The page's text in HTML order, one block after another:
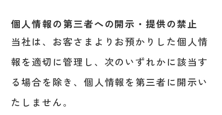
個人情報の第三者への開示・提供の禁止
当社は、お客さまよりお預かりした個人情
報を適切に管理し、次のいずれかに該当す
る場合を除き、個人情報を第三者に開示い
たしません。